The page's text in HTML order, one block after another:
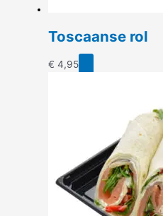
Toscaanse rol
€ 4,95